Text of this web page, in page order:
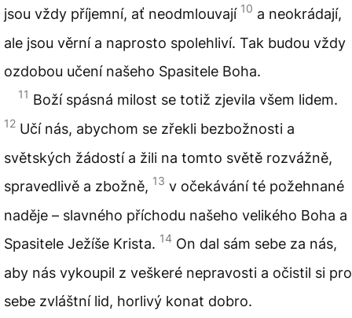
jsou vždy příjemní, ať neodmlouvají 10 a neokrádají,
ale jsou věrní a naprosto spolehliví. Tak budou vždy
ozdobou učení našeho Spasitele Boha.
11 Boží spásná milost se totiž zjevila všem lidem.
12 Učí nás, abychom se zřekli bezbožnosti a
světských žádostí a žili na tomto světě rozvážně,
spravedlivě a zbožně, 13 v očekávání té požehnané
naděje – slavného příchodu našeho velikého Boha a
Spasitele Ježíše Krista. 14 On dal sám sebe za nás,
aby nás vykoupil z veškeré nepravosti a očistil si pro
sebe zvláštní lid, horlivý konat dobro.